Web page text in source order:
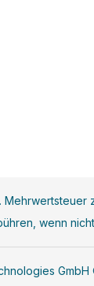
Mehrwertsteuer
wenn
GmbH